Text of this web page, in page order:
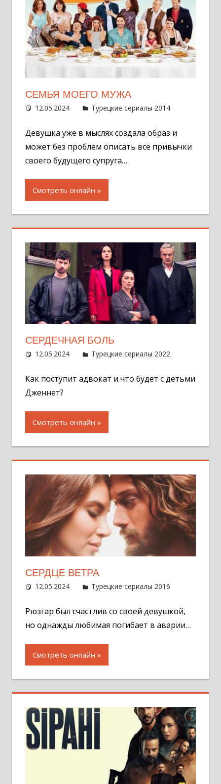
СЕМЬЯ МОЕГО МУЖА
12.05.2024 Администратор
Турецкие сериалы 2014
Девушка уже в мыслях создала образ и
может без проблем описать все привычки
своего будущего супруга…
Смотреть онлайн
СЕРДЕЧНАЯ БОЛЬ
12.05.2024 Администратор
Турецкие сериалы 2022
Как поступит адвокат и что будет с детьми
Дженнет?
Смотреть онлайн
СЕРДЦЕ ВЕТРА
12.05.2024 Администратор
Турецкие сериалы 2016
Рюзгар был счастлив со своей девушкой,
но однажды любимая погибает в аварии…
Смотреть онлайн